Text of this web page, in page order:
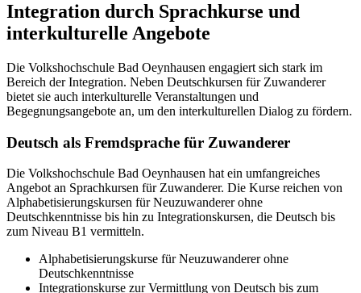
Integration durch Sprachkurse und
interkulturelle Angebote
Die Volkshochschule Bad Oeynhausen engagiert sich stark im
Bereich der Integration. Neben Deutschkursen für Zuwanderer
bietet sie auch interkulturelle Veranstaltungen und
Begegnungsangebote an, um den interkulturellen Dialog zu fördern.
Deutsch als Fremdsprache für Zuwanderer
Die Volkshochschule Bad Oeynhausen hat ein umfangreiches
Angebot an Sprachkursen für Zuwanderer. Die Kurse reichen von
Alphabetisierungskursen für Neuzuwanderer ohne
Deutschkenntnisse bis hin zu Integrationskursen, die Deutsch bis
zum Niveau B1 vermitteln.
Alphabetisierungskurse für Neuzuwanderer ohne
Deutschkenntnisse
Integrationskurse zur Vermittlung von Deutsch bis zum